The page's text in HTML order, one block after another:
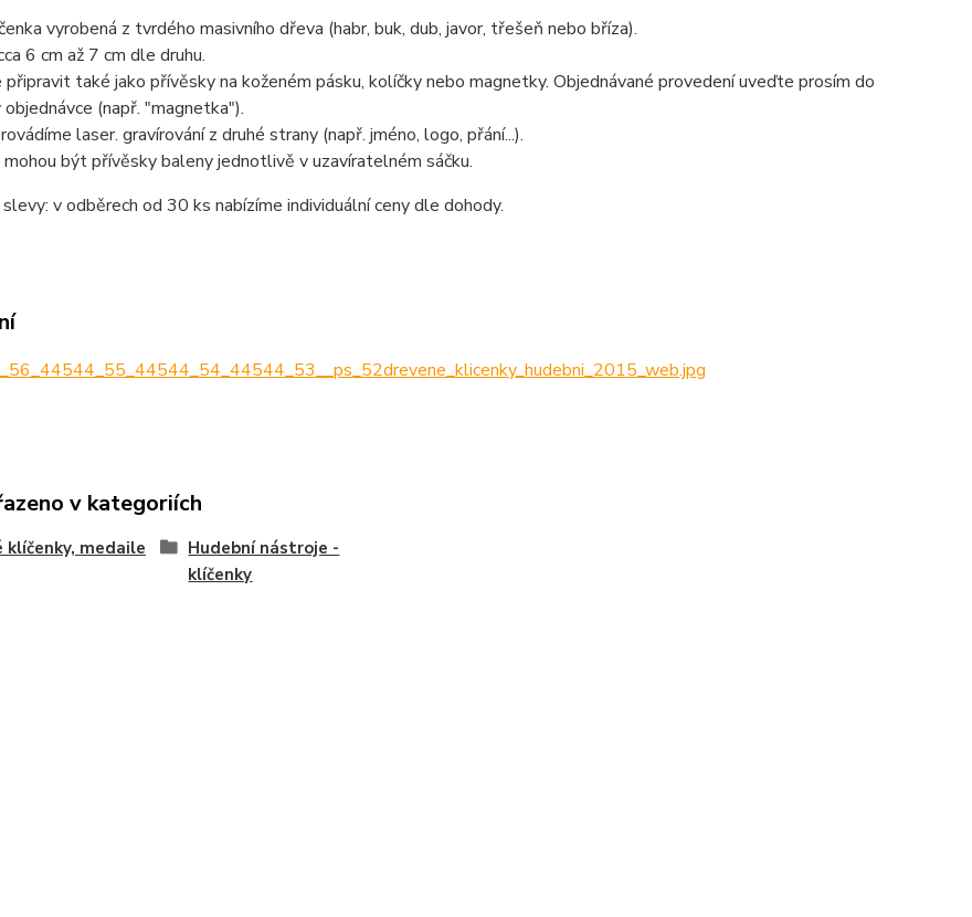
vyrobená z tvrdého masivního dřeva (habr, buk, dub, javor, třešeň nebo bříza).
6 cm až 7 cm dle druhu.
připravit také jako přívěsky na koženém pásku, kolíčky nebo magnetky. Objednávané provedení uveďte prosím do
(např. "magnetka").
laser. gravírování z druhé strany (např. jméno, logo, přání...).
být přívěsky baleny jednotlivě v uzavíratelném sáčku.
v odběrech od 30 ks nabízíme individuální ceny dle dohody.
v kategoriích
klíčenky, medaile
Hudební nástroje -
klíčenky